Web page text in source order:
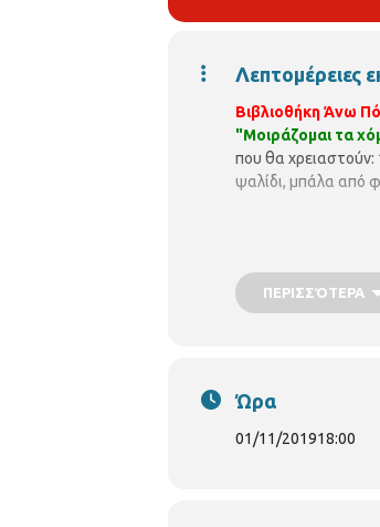
Λεπτομέρειες
Βιβλιοθήκη Άνω
"Μοιράζομαι τα
που θα χρειαστούν:
ψαλίδι, μπάλα από
ΠΕΡΙΣΣΌΤΕΡΑ
Ώρα
01/11/201918:00